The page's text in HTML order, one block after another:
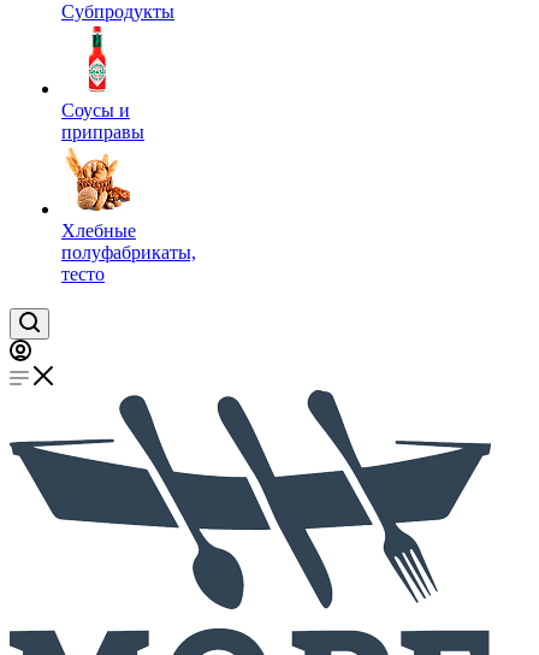
Субпродукты
Соусы и
приправы
Хлебные
полуфабрикаты,
тесто